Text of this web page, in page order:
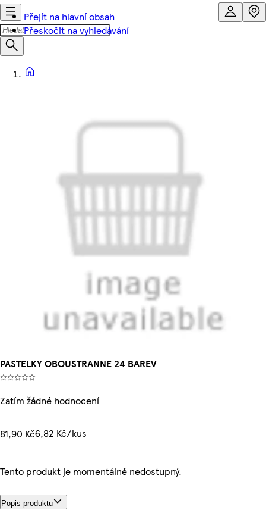
Přejít na hlavní obsah
Přeskočit na vyhledávání
PASTELKY OBOUSTRANNE 24 BAREV
Zatím žádné hodnocení
81,90 Kč6,82 Kč/kus
Tento produkt je momentálně nedostupný.
Popis produktu